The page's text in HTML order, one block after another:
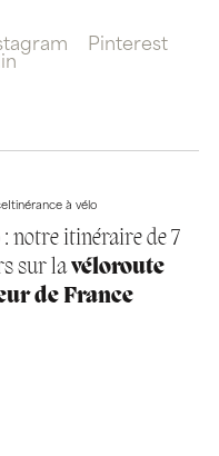
Pinterest
Itinérance à vélo
: notre itinéraire de 7
sur lavéloroute
de France